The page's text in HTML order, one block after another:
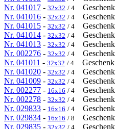
Nr. 041017 - 32x32 / 4 Geschenk
Nr. 041016 - 32x32 / 4 Geschenk
Nr. 041015 - 32x32 / 4 Geschenk
Nr. 041014 - 32x32 / 4 Geschenk
Nr. 041013 - 32x32 / 4 Geschenk
Nr. 002276 - 32x32 / 4 Geschenk
Nr. 041011 - 32x32 / 4 Geschenk
Nr. 041020 - 32x32 / 4 Geschenk
Nr. 041009 - 32x32 / 4 Geschenk
Nr. 002277 - 16x16 / 4 Geschenk
Nr. 002278 - 32x32 / 4 Geschenk
Nr. 029833 - 16x16 / 4 Geschenk
Nr. 029834 - 16x16 / 8 Geschenk
Nr. 029835 - 32x32 / 4 Geschenk